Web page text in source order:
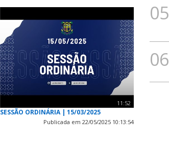
11:52
SESSÃO ORDINÁRIA | 15/03/2025
Publicada em 22/05/2025 10:13:54
05
06